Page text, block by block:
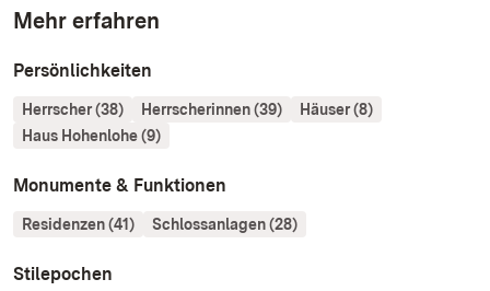
Mehr erfahren
Persönlichkeiten
Herrscher (38) Herrscherinnen (39)
Häuser (8)
Haus Hohenlohe (9)
Monumente & Funktionen
Residenzen (41) Schlossanlagen (28)
Stilepochen